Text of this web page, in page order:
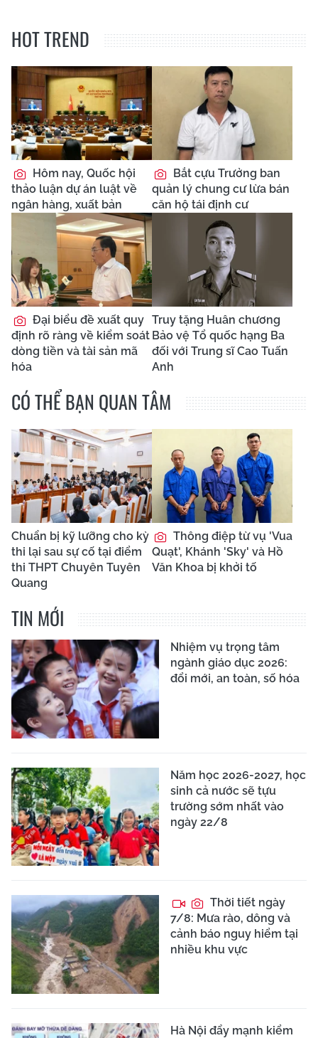
HOT TREND
Hôm nay, Quốc hội
thảo luận dự án luật về
ngân hàng, xuất bản
Bắt cựu Trưởng ban
quản lý chung cư lừa bán
căn hộ tái định cư
Đại biểu đề xuất quy
định rõ ràng về kiểm soát
dòng tiền và tài sản mã
hóa
Truy tặng Huân chương
Bảo vệ Tổ quốc hạng Ba
đối với Trung sĩ Cao Tuấn
Anh
CÓ THỂ BẠN QUAN TÂM
Chuẩn bị kỹ lưỡng cho kỳ
thi lại sau sự cố tại điểm
thi THPT Chuyên Tuyên
Quang
Thông điệp từ vụ 'Vua
Quạt', Khánh 'Sky' và Hồ
Văn Khoa bị khởi tố
TIN MỚI
Nhiệm vụ trọng tâm
ngành giáo dục 2026:
đổi mới, an toàn, số hóa
Năm học 2026-2027, học
sinh cả nước sẽ tựu
trường sớm nhất vào
ngày 22/8
Thời tiết ngày
7/8: Mưa rào, dông và
cảnh báo nguy hiểm tại
nhiều khu vực
Hà Nội đẩy mạnh kiểm